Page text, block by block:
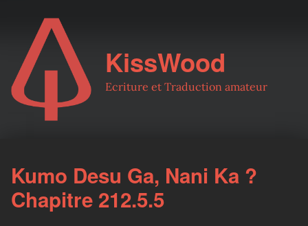
KissWood
Ecriture et Traduction amateur
Kumo Desu Ga, Nani Ka ?
Chapitre 212.5.5